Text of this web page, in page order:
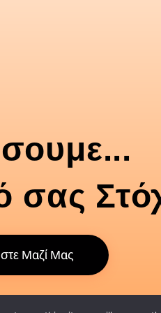
σας
Μαζί Μας